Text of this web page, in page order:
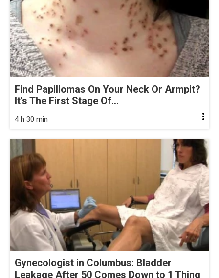
Find Papillomas On Your Neck Or Armpit?
It's The First Stage Of...
4 h 30 min
Gynecologist in Columbus: Bladder
Leakage After 50 Comes Down to 1 Thing